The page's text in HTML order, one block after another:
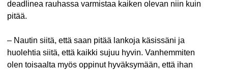
deadlinea rauhassa varmistaa kaiken olevan niin kuin
pitää.
– Nautin siitä, että saan pitää lankoja käsissäni ja
huolehtia siitä, että kaikki sujuu hyvin. Vanhemmiten
olen toisaalta myös oppinut hyväksymään, että ihan